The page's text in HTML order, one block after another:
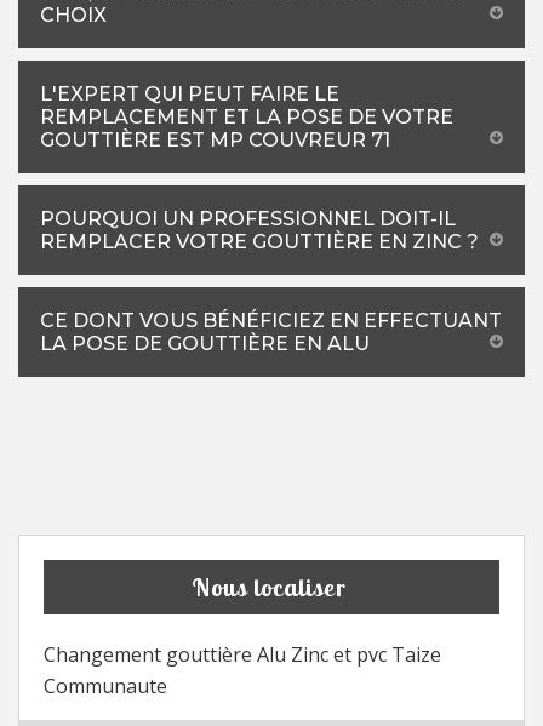
CHOIX
L'EXPERT QUI PEUT FAIRE LE
REMPLACEMENT ET LA POSE DE VOTRE
GOUTTIÈRE EST MP COUVREUR 71
POURQUOI UN PROFESSIONNEL DOIT-IL
REMPLACER VOTRE GOUTTIÈRE EN ZINC ?
CE DONT VOUS BÉNÉFICIEZ EN EFFECTUANT
LA POSE DE GOUTTIÈRE EN ALU
Nous localiser
Changement gouttière Alu Zinc et pvc Taize
Communaute